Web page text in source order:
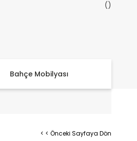
Bahçe Mobilyası
< < Önceki Sayfaya Dön